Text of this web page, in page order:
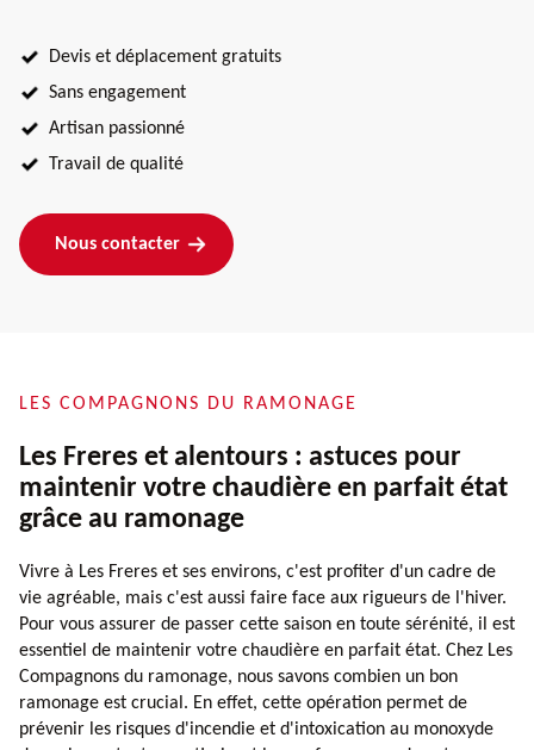
Devis et déplacement gratuits
Sans engagement
Artisan passionné
Travail de qualité
Nous contacter
LES COMPAGNONS DU RAMONAGE
Les Freres et alentours : astuces pour
maintenir votre chaudière en parfait état
grâce au ramonage
Vivre à Les Freres et ses environs, c'est profiter d'un cadre de
vie agréable, mais c'est aussi faire face aux rigueurs de l'hiver.
Pour vous assurer de passer cette saison en toute sérénité, il est
essentiel de maintenir votre chaudière en parfait état. Chez Les
Compagnons du ramonage, nous savons combien un bon
ramonage est crucial. En effet, cette opération permet de
prévenir les risques d'incendie et d'intoxication au monoxyde